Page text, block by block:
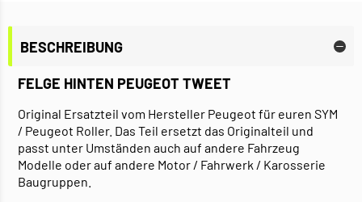
BESCHREIBUNG
FELGE HINTEN PEUGEOT TWEET
Original Ersatzteil vom Hersteller Peugeot für euren SYM
/ Peugeot Roller. Das Teil ersetzt das Originalteil und
passt unter Umständen auch auf andere Fahrzeug
Modelle oder auf andere Motor / Fahrwerk / Karosserie
Baugruppen.